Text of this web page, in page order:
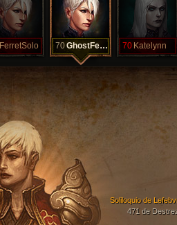
FerretSolo 70 GhostFerret 70 Katelynn
Soliloquio de
471 de